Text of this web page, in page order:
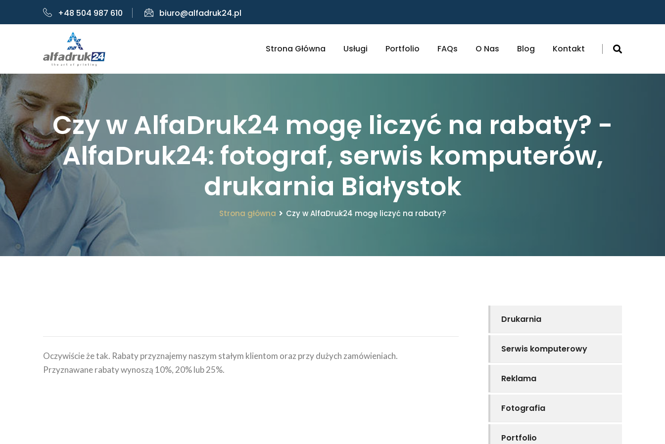
+48 504 987 610 biuro@alfadruk24.pl
Strona Główna Usługi Portfolio FAQs O Nas Blog Kontakt
Czy w AlfaDruk24 mogę liczyć na rabaty? -
AlfaDruk24: fotograf, serwis komputerów,
drukarnia Białystok
Strona główna Czy w AlfaDruk24 mogę liczyć na rabaty?
Oczywiście że tak. Rabaty przyznajemy naszym stałym klientom oraz przy dużych zamówieniach.
Przyznawane rabaty wynoszą 10%, 20% lub 25%.
Drukarnia
Serwis komputerowy
Reklama
Fotografia
Portfolio